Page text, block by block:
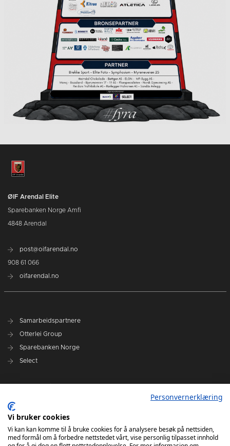
ØIF Arendal Elite
Sparebanken Norge Amfi
4848 Arendal
post@oifarendal.no
908 61 066
oifarendal.no
Samarbeidspartnere
Otterlei Group
Sparebanken Norge
Select
Spillerstall
Administrasjon
Styret
Personvernerklæring
Vi bruker cookies
Vi kan kan komme til å bruke cookies for å analysere besøk på nettsiden,
med formål om å forbedre nettstedet vårt, vise personlig tilpasset innhold